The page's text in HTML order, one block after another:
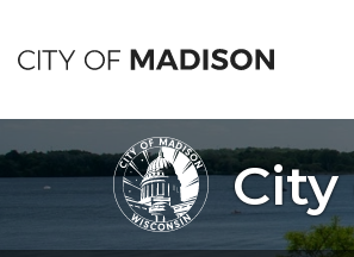
hasta
contenido
principal
City